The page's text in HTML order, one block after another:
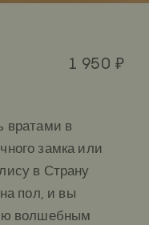
1 950 ₽
вратами в
замка или
в Страну
пол, и вы
волшебным